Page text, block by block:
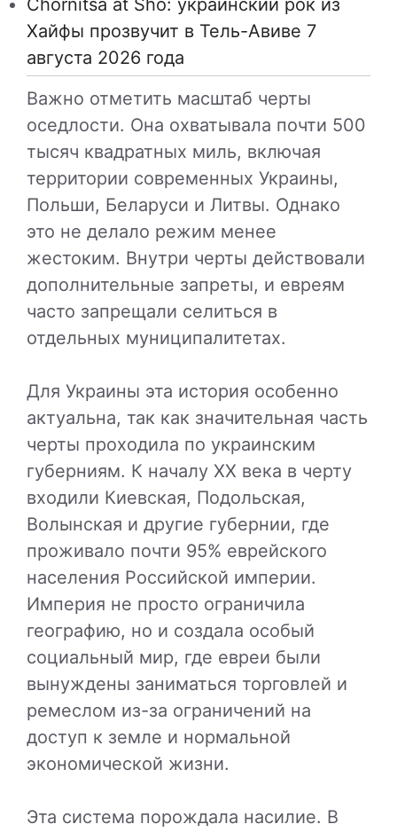
Chornitsa at Sho: украинский рок из
Хайфы прозвучит в Тель-Авиве 7
августа 2026 года
Важно отметить масштаб черты
оседлости. Она охватывала почти 500
тысяч квадратных миль, включая
территории современных Украины,
Польши, Беларуси и Литвы. Однако
это не делало режим менее
жестоким. Внутри черты действовали
дополнительные запреты, и евреям
часто запрещали селиться в
отдельных муниципалитетах.
Для Украины эта история особенно
актуальна, так как значительная часть
черты проходила по украинским
губерниям. К началу XX века в черту
входили Киевская, Подольская,
Волынская и другие губернии, где
проживало почти 95% еврейского
населения Российской империи.
Империя не просто ограничила
географию, но и создала особый
социальный мир, где евреи были
вынуждены заниматься торговлей и
ремеслом из-за ограничений на
доступ к земле и нормальной
экономической жизни.
Эта система порождала насилие. В